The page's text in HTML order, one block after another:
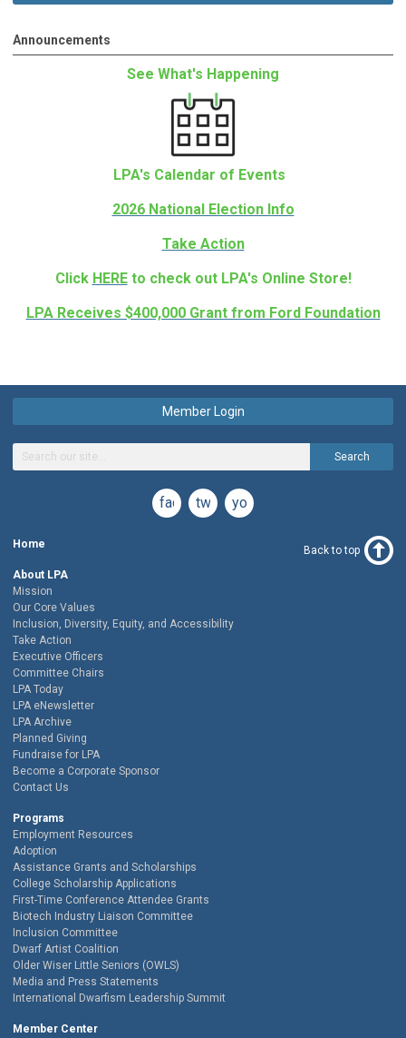
Announcements
See What's Happening
LPA's Calendar of Events
2026 National Election Info
Take Action
Click HERE to check out LPA's Online Store!
LPA Receives $400,000 Grant from Ford Foundation
Member Login
Search
facebooktwitteryoutube
Home
About LPA
Mission
Our Core Values
Inclusion, Diversity, Equity, and Accessibility
Take Action
Executive Officers
Committee Chairs
LPA Today
LPA eNewsletter
LPA Archive
Planned Giving
Fundraise for LPA
Become a Corporate Sponsor
Contact Us
Programs
Employment Resources
Adoption
Assistance Grants and Scholarships
College Scholarship Applications
First-Time Conference Attendee Grants
Biotech Industry Liaison Committee
Inclusion Committee
Dwarf Artist Coalition
Older Wiser Little Seniors (OWLS)
Media and Press Statements
International Dwarfism Leadership Summit
Member Center
Back to top